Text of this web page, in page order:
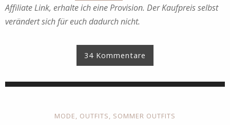
Affiliate Link, erhalte ich eine Provision. Der Kaufpreis selbst
verändert sich für euch dadurch nicht.
34 Kommentare
MODE, OUTFITS, SOMMER OUTFITS